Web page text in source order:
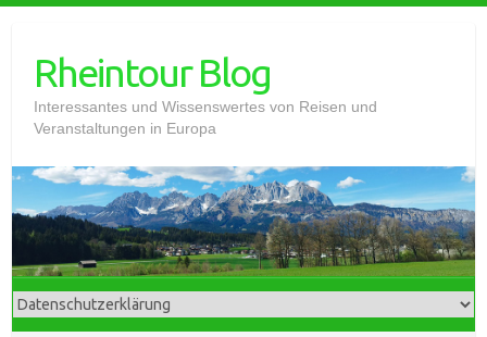
contentRheintour Blog
Interessantes und Wissenswertes von Reisen und
Veranstaltungen in Europa